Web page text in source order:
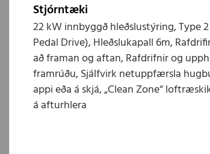
Stjórntæki
22 kW innbyggð hleðslustýring, Type
Pedal Drive), Hleðslukapall 6m,
að framan og aftan, Rafdrifnir og
framrúðu, Sjálfvirk netuppfærsla
appi eða á skjá, „Clean Zone“
á afturhlera